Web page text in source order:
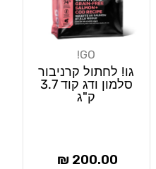
GO!
גו! לחתול קרניבור
סלמון ודג קוד 3.7
ק"ג
מחיר
200.00 ₪